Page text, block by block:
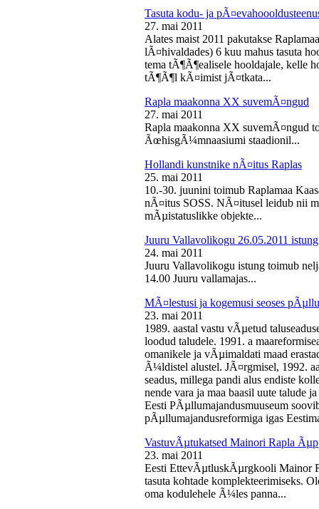
Tasuta kodu- ja
27. mai 2011
Alates maist 2011 pakutakse
lÃ¤hivaldades) 6 kuu mahus tasuta
tema tÃ¶Ã¶ealisele hooldajale, kelle
tÃ¶Ã¶l kÃ¤imist jÃ¤tkata...
Rapla maakonna XX suvemÃ¤ngud
27. mai 2011
Rapla maakonna XX suvemÃ¤ngud
ÃœhisgÃ¼mnaasiumi staadionil...
Hollandi kunstnike nÃ¤itus Raplas
25. mai 2011
10.-30. juunini toimub Raplamaa
nÃ¤itus SOSS. NÃ¤itusel leidub nii
mÃµistatuslikke objekte...
Juuru Vallavolikogu 26.05.2011 istung
24. mai 2011
Juuru Vallavolikogu istung toimub
14.00 Juuru vallamajas...
MÃ¤lestusi ja kogemusi seoses
23. mai 2011
1989. aastal vastu vÃµetud
loodud taludele. 1991. a
omanikele ja vÃµimaldati maad
Ã¼ldistel alustel. JÃ¤rgmisel, 1992.
seadus, millega pandi alus endiste
nende vara ja maa baasil uute talude
Eesti PÃµllumajandusmuuseum
pÃµllumajandusreformiga igas
VastuvÃµtukatsed Mainori Rapla
23. mai 2011
Eesti EttevÃµtluskÃµrgkooli Mainor
tasuta kohtade komplekteerimiseks.
oma kodulehele Ã¼les panna...